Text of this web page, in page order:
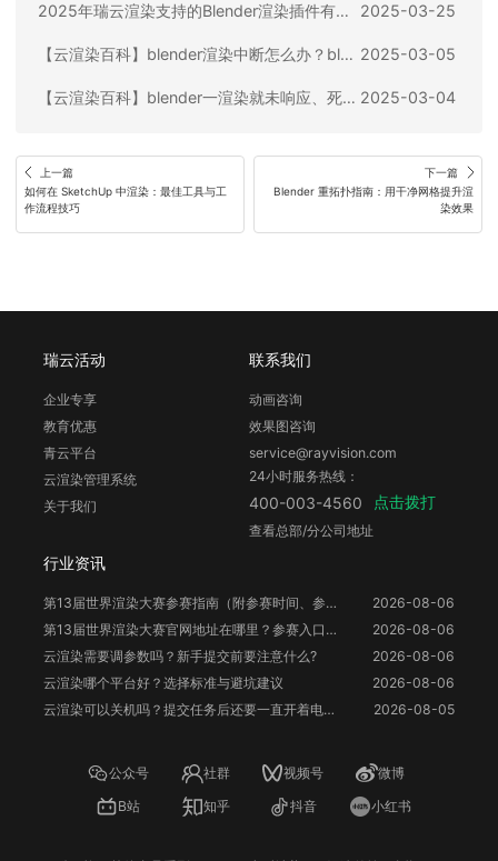
2025年瑞云渲染支持的Blender渲染插件有哪些？提升效率全靠它们 2025-03-25
【云渲染百科】blender渲染中断怎么办？blender渲染指南 2025-03-05
【云渲染百科】blender一渲染就未响应、死机等，要这样处理！ 2025-03-04
上一篇
如何在 SketchUp 中渲染：最佳工具与工
作流程技巧
下一篇
Blender 重拓扑指南：用干净网格提升渲
染效果
瑞云活动
企业专享
教育优惠
青云平台
云渲染管理系统
关于我们
行业资讯
第13届世界渲染大赛参赛指南（附参赛时间、参赛要求、赛事奖励等）
2026-08-06
第13届世界渲染大赛官网地址在哪里？参赛入口与信息整理
2026-08-06
云渲染需要调参数吗？新手提交前要注意什么?
2026-08-06
云渲染哪个平台好？选择标准与避坑建议
2026-08-06
云渲染可以关机吗？提交任务后还要一直开着电脑吗？
2026-08-05
联系我们
动画咨询
效果图咨询
service@rayvision.com
24小时服务热线：
400-003-4560 点击拨打
查看总部/分公司地址
公众号 社群 视频号
微博
B站
知乎 抖音 小红书